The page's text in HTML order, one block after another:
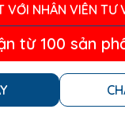
VỚI NHÂN VIÊN TƯ
từ 100 sản